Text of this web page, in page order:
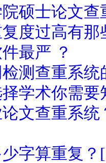
硕士论文
度过高有那
最严 ？
测查重系统
学术你需要
文查重系
字算重复